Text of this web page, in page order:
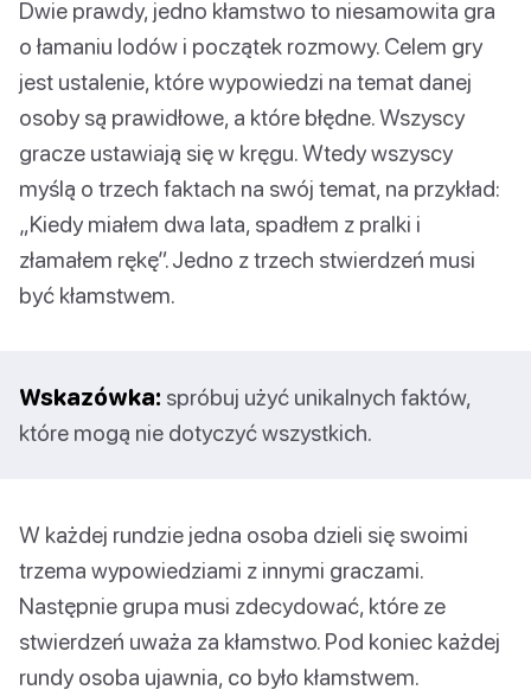
Dwie prawdy, jedno kłamstwo to niesamowita gra
o łamaniu lodów i początek rozmowy. Celem gry
jest ustalenie, które wypowiedzi na temat danej
osoby są prawidłowe, a które błędne. Wszyscy
gracze ustawiają się w kręgu. Wtedy wszyscy
myślą o trzech faktach na swój temat, na przykład:
„Kiedy miałem dwa lata, spadłem z pralki i
złamałem rękę”. Jedno z trzech stwierdzeń musi
być kłamstwem.
Wskazówka: spróbuj użyć unikalnych faktów,
które mogą nie dotyczyć wszystkich.
W każdej rundzie jedna osoba dzieli się swoimi
trzema wypowiedziami z innymi graczami.
Następnie grupa musi zdecydować, które ze
stwierdzeń uważa za kłamstwo. Pod koniec każdej
rundy osoba ujawnia, co było kłamstwem.